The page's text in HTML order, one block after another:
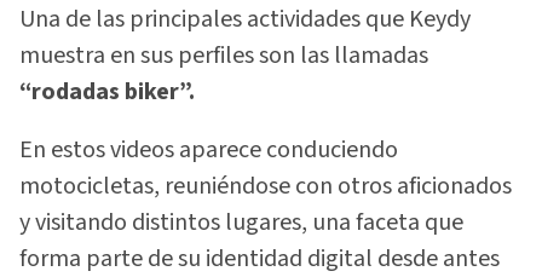
Una de las principales actividades que Keydy
muestra en sus perfiles son las llamadas
“rodadas biker”.
En estos videos aparece conduciendo
motocicletas, reuniéndose con otros aficionados
y visitando distintos lugares, una faceta que
forma parte de su identidad digital desde antes